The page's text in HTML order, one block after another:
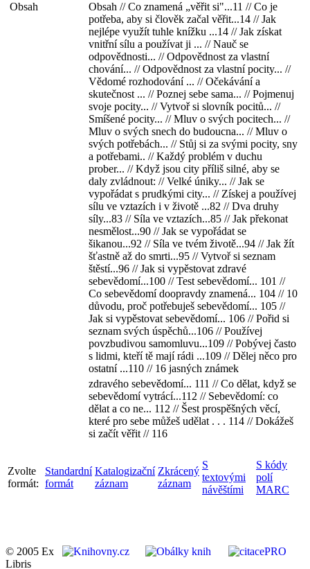
Obsah
Obsah // Co znamená „věřit si"...11 // Co je
potřeba, aby si člověk začal věřit...14 // Jak
nejlépe využít tuhle knížku ...14 // Jak získat
vnitřní sílu a používat ji ... // Nauč se
odpovědnosti... // Odpovědnost za vlastní
chování... // Odpovědnost za vlastní pocity... //
Vědomé rozhodování ... // Očekávání a
skutečnost ... // Poznej sebe sama... // Pojmenuj
svoje pocity... // Vytvoř si slovník pocitů... //
Smíšené pocity... // Mluv o svých pocitech... //
Mluv o svých snech do budoucna... // Mluv o
svých potřebách... // Stůj si za svými pocity, sny
a potřebami.. // Každý problém v duchu
prober... // Když jsou city příliš silné, aby se
daly zvládnout: // Velké úniky... // Jak se
vypořádat s prudkými city... // Získej a používej
sílu ve vztazích i v životě ...82 // Dva druhy
síly...83 // Síla ve vztazích...85 // Jak překonat
nesmělost...90 // Jak se vypořádat se
šikanou...92 // Síla ve tvém životě...94 // Jak žít
šťastně až do smrti...95 // Vytvoř si seznam
štěstí...96 // Jak si vypěstovat zdravé
sebevědomí...100 // Test sebevědomí... 101 //
Co sebevědomí doopravdy znamená... 104 // 10
důvodu, proč potřebuješ sebevědomí... 105 //
Jak si vypěstovat sebevědomí... 106 // Pořid si
seznam svých úspěchů...106 // Používej
povzbudivou samomluvu...109 // Pobývej často
s lidmi, kteří tě mají rádi ...109 // Dělej něco pro
ostatní ...110 // 16 jasných známek
zdravého sebevědomí... 111 // Co dělat, když se
sebevědomí vytrácí...112 // Sebevědomí: co
dělat a co ne... 112 // Šest prospěšných věcí,
které pro sebe můžeš udělat . . . 114 // Dokážeš
si začít věřit // 116
Zvolte
formát:
Standardní
formát
Katalogizační
záznam
Zkrácený
záznam
S
textovými
návěštími
S kódy
polí
MARC
© 2005 Ex
Libris